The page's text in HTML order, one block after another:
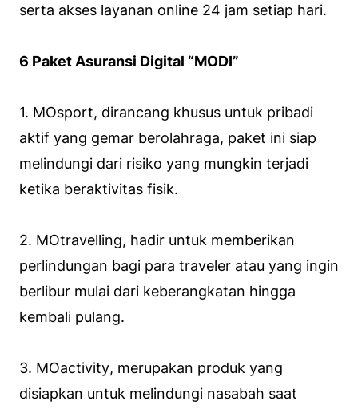
serta akses layanan online 24 jam setiap hari.
6 Paket Asuransi Digital “MODI”
1. MOsport, dirancang khusus untuk pribadi
aktif yang gemar berolahraga, paket ini siap
melindungi dari risiko yang mungkin terjadi
ketika beraktivitas fisik.
2. MOtravelling, hadir untuk memberikan
perlindungan bagi para traveler atau yang ingin
berlibur mulai dari keberangkatan hingga
kembali pulang.
3. MOactivity, merupakan produk yang
disiapkan untuk melindungi nasabah saat